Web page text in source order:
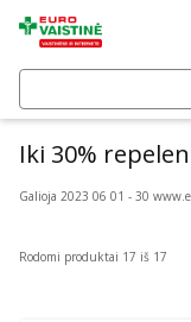
Iki 30%
Rodomi produktai 17 iš 17